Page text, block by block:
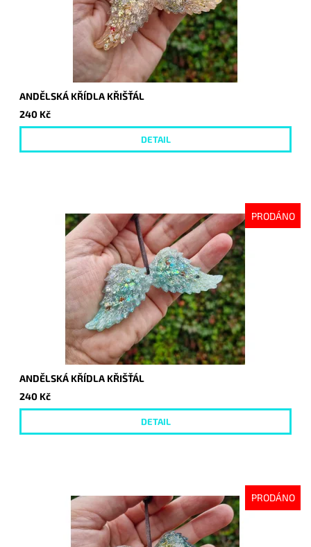
ANDĚLSKÁ KŘÍDLA KŘIŠŤÁL
240 Kč
DETAIL
PRODÁNO
ANDĚLSKÁ KŘÍDLA KŘIŠŤÁL
240 Kč
DETAIL
PRODÁNO